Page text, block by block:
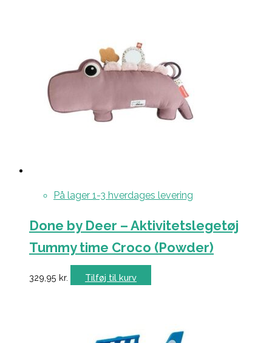
På lager 1-3 hverdages levering
Done by Deer – Aktivitetslegetøj
Tummy time Croco (Powder)
329,95 kr. Tilføj til kurv